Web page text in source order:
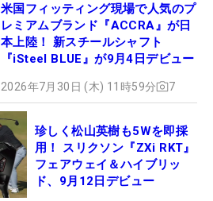
米国フィッティング現場で人気のプ
レミアムブランド『ACCRA』が日
本上陸！ 新スチールシャフト
『iSteel BLUE』が9月4日デビュー
2026年7月30日 (木) 11時59分 7
珍しく松山英樹も5Wを即採
用！ スリクソン『ZXi RKT』
フェアウェイ＆ハイブリッ
ド、9月12日デビュー